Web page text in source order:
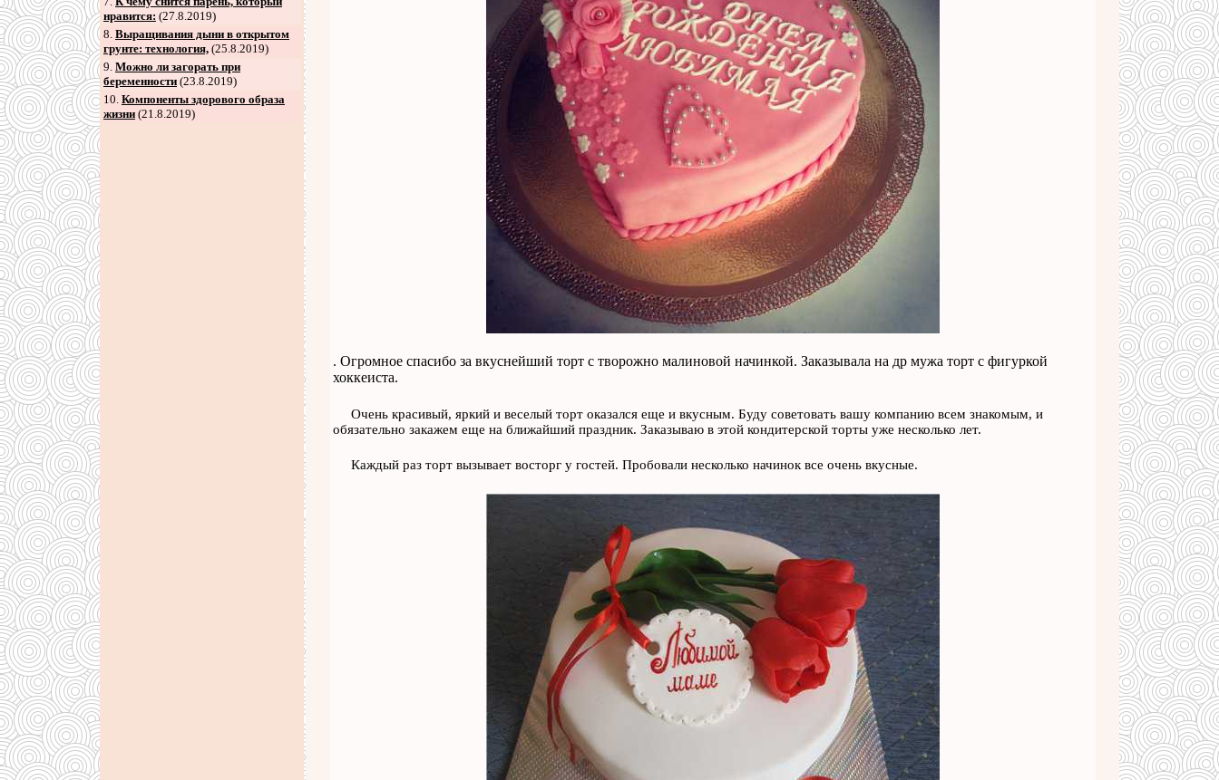
нравится: (27.8.2019)
8. Выращивания дыни в открытом
грунте: технология, (25.8.2019)
9. Можно ли загорать при
беременности (23.8.2019)
10. Компоненты здорового образа
жизни (21.8.2019)
. Огромное спасибо за вкуснейший торт с творожно малиновой начинкой. Заказывала на др мужа торт с фигуркой
хоккеиста.
Очень красивый, яркий и веселый торт оказался еще и вкусным. Буду советовать вашу компанию всем знакомым, и
обязательно закажем еще на ближайший праздник. Заказываю в этой кондитерской торты уже несколько лет.
Каждый раз торт вызывает восторг у гостей. Пробовали несколько начинок все очень вкусные.